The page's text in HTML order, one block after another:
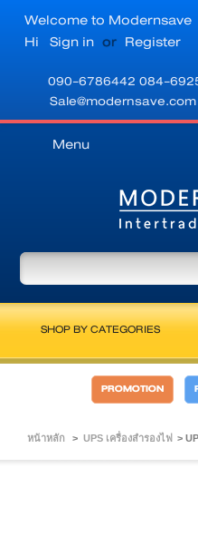
Welcome to Modernsave
Hi Sign in or Register
090-6786442 084-
Sale@modernsave.com
Menu
SHOP BY CATEGORIES
PROMOTION
หน้าหลัก > UPS เครื่องสำรองไฟ >